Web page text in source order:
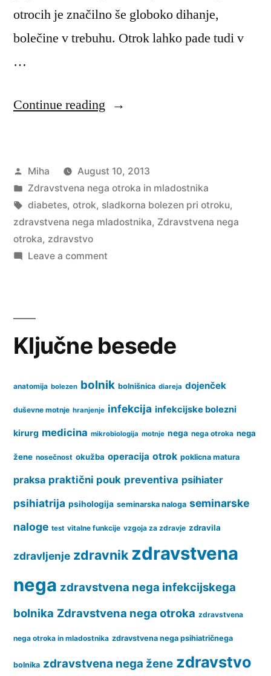
otrocih je značilno še globoko dihanje,
bolečine v trebuhu. Otrok lahko pade tudi v
…
Continue reading “Sladkorna
otroku”
Posted
by
Miha
August 10, 2013
Posted
in
Zdravstvena nega otroka in mladostnika
Tags:
diabetes, otrok, sladkorna bolezen pri otroku,
zdravstvena nega mladostnika, Zdravstvena nega
otroka, zdravstvo
Leave a commenton
Ključne besede
anatomija bolezen bolnik bolnišnica diareja dojenček
duševne motnje hranjenje infekcija infekcijske bolezni
kirurg medicina mikrobiologija motnje nega nega otroka nega
žene nosečnost okužba operacija otrok poklicna matura
praksa praktični pouk preventiva psihiater
psihiatrija psihologija seminarska naloga seminarske
naloge test vitalne funkcije vzgoja za zdravje zdravila
zdravljenje zdravnik zdravstvena
nega zdravstvena nega infekcijskega
bolnika Zdravstvena nega otroka zdravstvena
nega otroka in mladostnika zdravstvena nega psihiatričnega
bolnika zdravstvena nega žene zdravstvo